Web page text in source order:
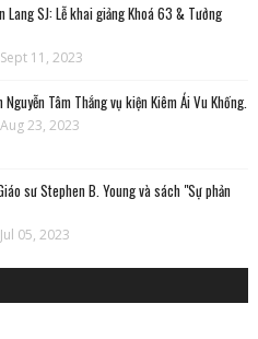
Lang SJ: Lễ khai giảng Khoá 63 & Tưởng
Sept 11, 2023
Tâm Thắng vụ kiện Kiêm Ái Vu Khống.
Aug 23, 2023
sư Stephen B. Young và sách "Sự phản
Jul 05, 2023